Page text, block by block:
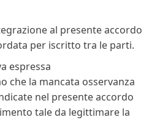
al presente accordo
per iscritto tra le parti.
espressa
che la mancata osservanza
nel presente accordo
tale da legittimare la